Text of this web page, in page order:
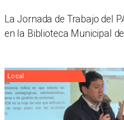
La Jornada de Trabajo del
en la Biblioteca Municipal
Local